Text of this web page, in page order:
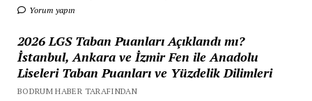
Yorum yapın
2026 LGS Taban Puanları Açıklandı mı?
İstanbul, Ankara ve İzmir Fen ile Anadolu
Liseleri Taban Puanları ve Yüzdelik Dilimleri
BODRUM HABER TARAFINDAN